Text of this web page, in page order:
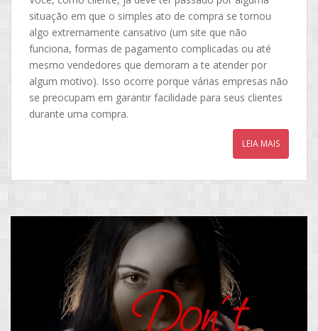
situação em que o simples ato de compra se tornou
algo extremamente cansativo (um site que não
funciona, formas de pagamento complicadas ou até
mesmo vendedores que demoram a te atender por
algum motivo). Isso ocorre porque várias empresas não
se preocupam em garantir facilidade para seus clientes
durante uma compra.
LEIA MAIS